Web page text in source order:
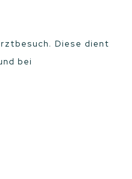
Diese dient
bei